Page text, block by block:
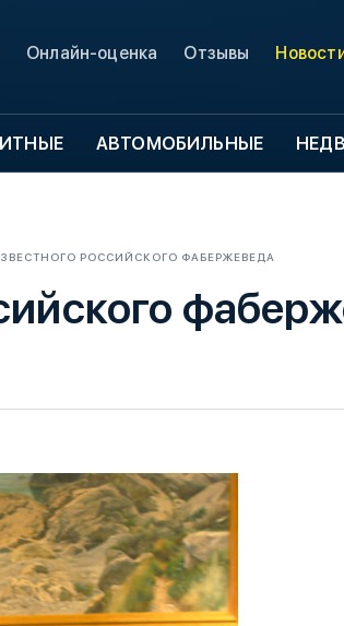
Онлайн-оценка Отзывы
АВТОМОБИЛЬНЫЕ
РОССИЙСКОГО ФАБЕРЖЕВЕДА